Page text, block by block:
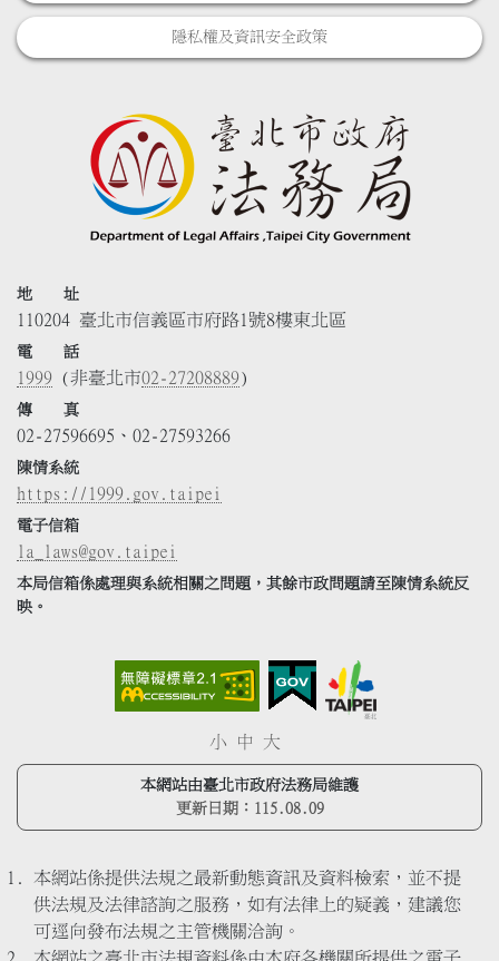
隱私權及資訊安全政策
地 址
110204 臺北市信義區市府路1號8樓東北區
電 話
1999 (非臺北市02-27208889)
傳 真
02-27596695、02-27593266
陳情系統
https://1999.gov.taipei
電子信箱
la_laws@gov.taipei
本局信箱係處理與系統相關之問題，其餘市政問題請至陳情系統反
映。
小 中 大
本網站由臺北市政府法務局維護
更新日期： 115.08.09
本網站係提供法規之最新動態資訊及資料檢索，並不提
供法規及法律諮詢之服務，如有法律上的疑義，建議您
可逕向發布法規之主管機關洽詢。
本網站之臺北市法規資料係由本府各機關所提供之電子